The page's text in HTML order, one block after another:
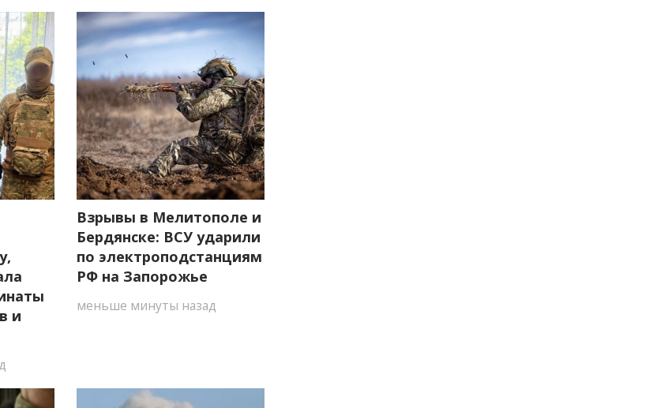
и
Взрывы в Мелитополе и
Бердянске: ВСУ ударили
по электроподстанциям
РФ на Запорожье
меньше минуты назад